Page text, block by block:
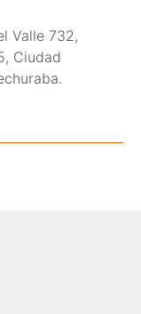
Valle 732,
Ciudad